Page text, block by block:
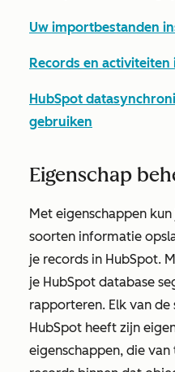
Uw importbestanden
Records en
HubSpot
gebruiken
Eigenschap
Met eigenschappen
soorten informatie
je records in HubSpot.
je HubSpot database
rapporteren. Elk van
HubSpot heeft zijn
eigenschappen, die